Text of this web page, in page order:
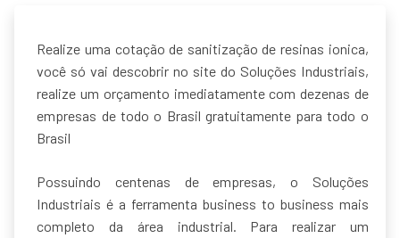
Realize uma cotação de sanitização de resinas ionica,
você só vai descobrir no site do Soluções Industriais,
realize um orçamento imediatamente com dezenas de
empresas de todo o Brasil gratuitamente para todo o
Brasil
Possuindo centenas de empresas, o Soluções
Industriais é a ferramenta business to business mais
completo da área industrial. Para realizar um